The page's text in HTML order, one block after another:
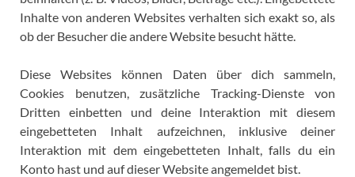
Inhalte von anderen Websites verhalten sich exakt so, als
ob der Besucher die andere Website besucht hätte.
Diese Websites können Daten über dich sammeln,
Cookies benutzen, zusätzliche Tracking-Dienste von
Dritten einbetten und deine Interaktion mit diesem
eingebetteten Inhalt aufzeichnen, inklusive deiner
Interaktion mit dem eingebetteten Inhalt, falls du ein
Konto hast und auf dieser Website angemeldet bist.